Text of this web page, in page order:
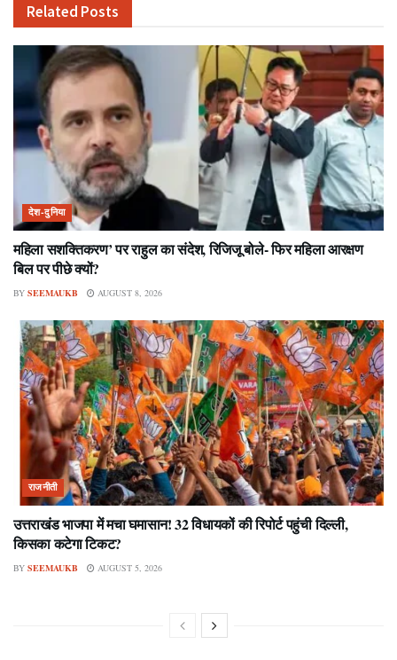
Related Posts
देश-दुनिया
महिला सशक्तिकरण’ पर राहुल का संदेश, रिजिजू बोले- फिर महिला आरक्षण
बिल पर पीछे क्यों?
BY SEEMAUKB AUGUST 8, 2026
राजनीती
उत्तराखंड भाजपा में मचा घमासान! 32 विधायकों की रिपोर्ट पहुंची दिल्ली,
किसका कटेगा टिकट?
BY SEEMAUKB AUGUST 5, 2026